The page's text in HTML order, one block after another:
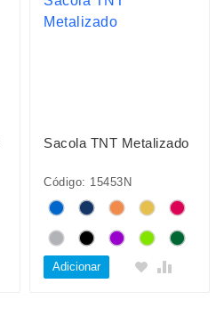
Sacola TNT Metalizado
Código: 15453N
Adicionar